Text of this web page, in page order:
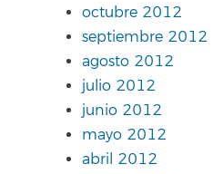
octubre 2012
septiembre 2012
agosto 2012
julio 2012
junio 2012
mayo 2012
abril 2012